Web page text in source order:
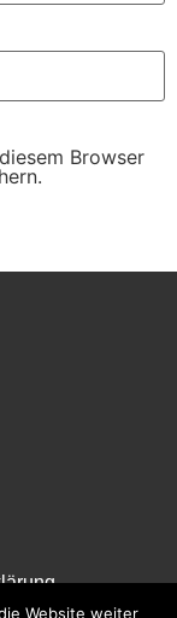
Browser
Website weiter